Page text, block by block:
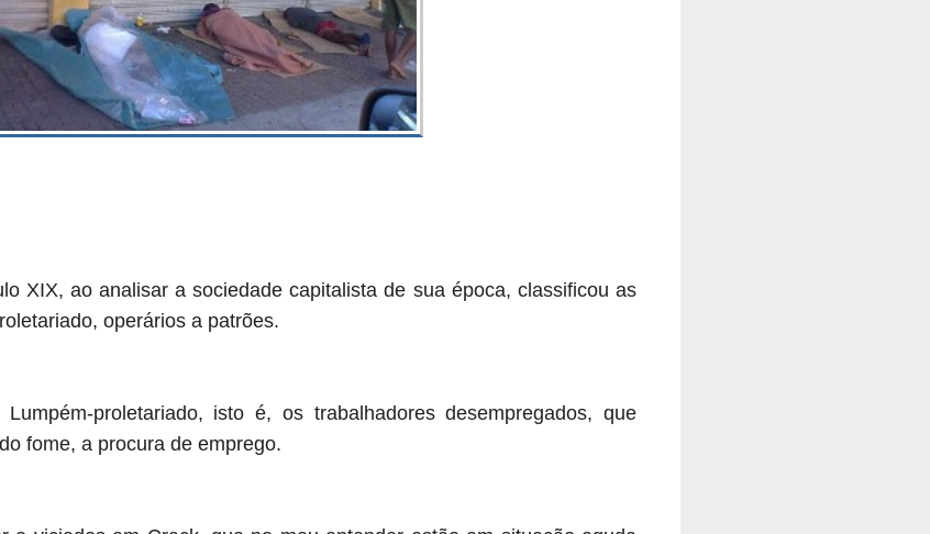
XIX, ao analisar a sociedade capitalista de sua época, classificou as
operários a patrões.
proletariado, isto é, os trabalhadores desempregados, que
fome, a procura de emprego.